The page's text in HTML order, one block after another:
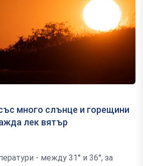
много слънце и горещини
лек вятър
- между 31° и 36°, за